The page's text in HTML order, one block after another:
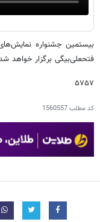
فتحعلی‌بیگی برگزار خواهد
۵۷۵۷
کد مطلب1560557